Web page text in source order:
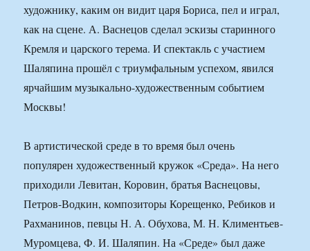
художнику, каким он видит царя Бориса, пел и играл,
как на сцене. А. Васнецов сделал эскизы старинного
Кремля и царского терема. И спектакль с участием
Шаляпина прошёл с триумфальным успехом, явился
ярчайшим музыкально-художественным событием
Москвы!
В артистической среде в то время был очень
популярен художественный кружок «Среда». На него
приходили Левитан, Коровин, братья Васнецовы,
Петров-Водкин, композиторы Корещенко, Ребиков и
Рахманинов, певцы Н. А. Обухова, М. Н. Климентьев-
Муромцева, Ф. И. Шаляпин. На «Среде» был даже